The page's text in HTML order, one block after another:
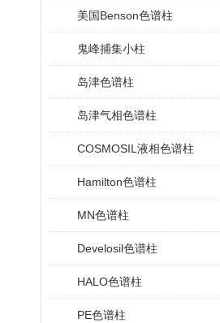
美国Benson色谱柱
鬼峰捕集小柱
岛津色谱柱
岛津气相色谱柱
COSMOSIL液相色谱柱
Hamilton色谱柱
MN色谱柱
Develosil色谱柱
HALO色谱柱
PE色谱柱